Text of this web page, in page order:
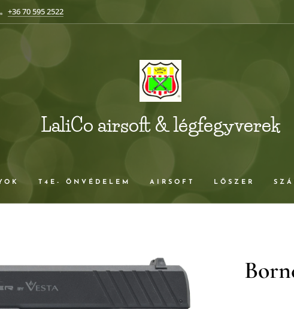
+36 70 595 2522
LaliCo airsoft & légfegyverek
T4E- ÖNVÉDELEM AIRSOFT LŐSZER